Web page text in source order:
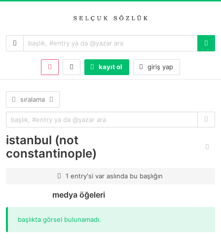
kayıt ol giriş yap
sıralama
istanbul (not
constantinople)
1 entry'si var aslında bu başlığın
medya öğeleri
başlıkta görsel bulunamadı.